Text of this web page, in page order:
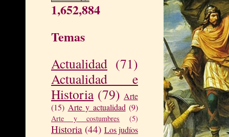
1,652,884
Temas
Actualidad (71)
Actualidad e
Historia (79) Arte
(15) Arte y actualidad (9)
Arte y costumbres (5)
Historia (44) Los judíos